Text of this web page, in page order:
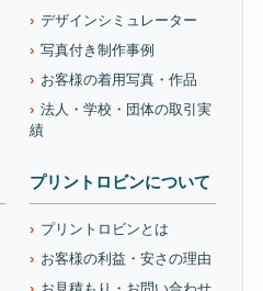
デザインシミュレーター
写真付き制作事例
お客様の着用写真・作品
法人・学校・団体の取引実
績
プリントロビンについて
プリントロビンとは
お客様の利益・安さの理由